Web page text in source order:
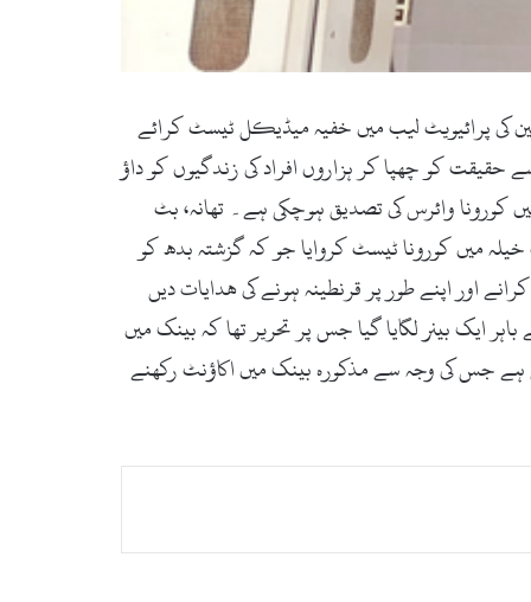
کی پرائیویٹ لیب میں خفیہ میڈیکل ٹیسٹ کرائے
حقیقت کو چھپا کر ہزاروں افراد کی زندگیوں کو داؤ
کورونا وائرس کی تصدیق ہوچکی ہے۔ تھانہ، بٹ
میں کورونا ٹیسٹ کروایا جو کہ گزشتہ بدھ کو
اور اپنے طور پر قرنطینہ ہونے کی ھدایات دیں
ایک بینر لگایا گیا جس پر تحریر تھا کہ بینک میں
ہے جس کی وجہ سے مذکورہ بینک میں اکاؤنٹ رکھنے